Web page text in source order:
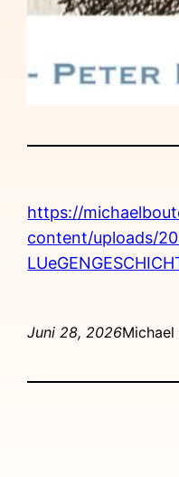
https://
content/uploads/
Juni 28, 2026